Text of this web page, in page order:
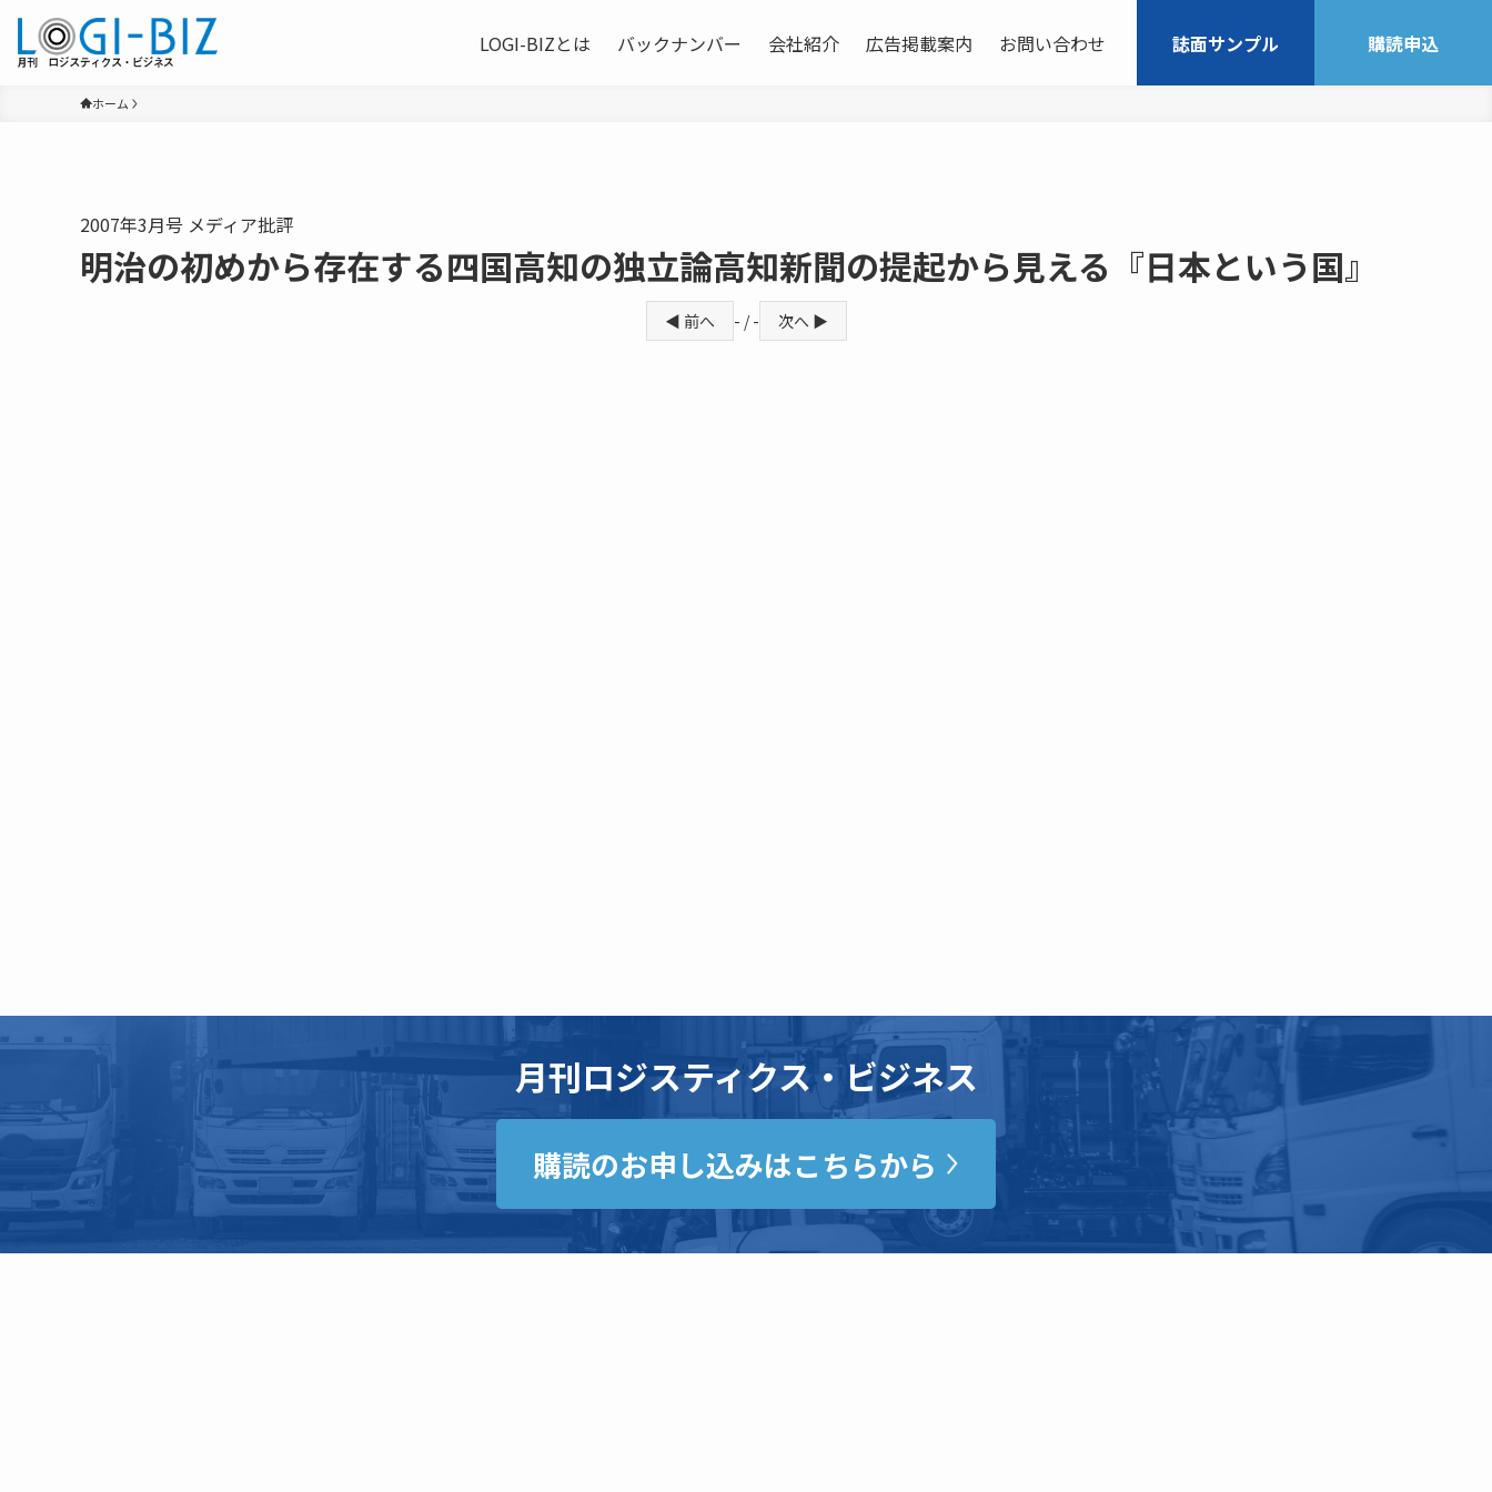
LOGI-BIZとは バックナンバー 会社紹介 広告掲載案内 お問い合わせ 誌面サンプル 購読申込
ホーム
2007年3月号 メディア批評
明治の初めから存在する四国高知の独立論高知新聞の提起から見える『日本という国』
◀ 前へ - / - 次へ ▶
月刊ロジスティクス・ビジネス
購読のお申し込みはこちらから